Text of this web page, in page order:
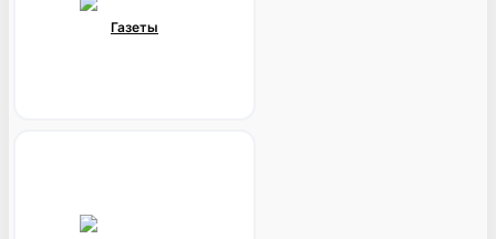
Газеты